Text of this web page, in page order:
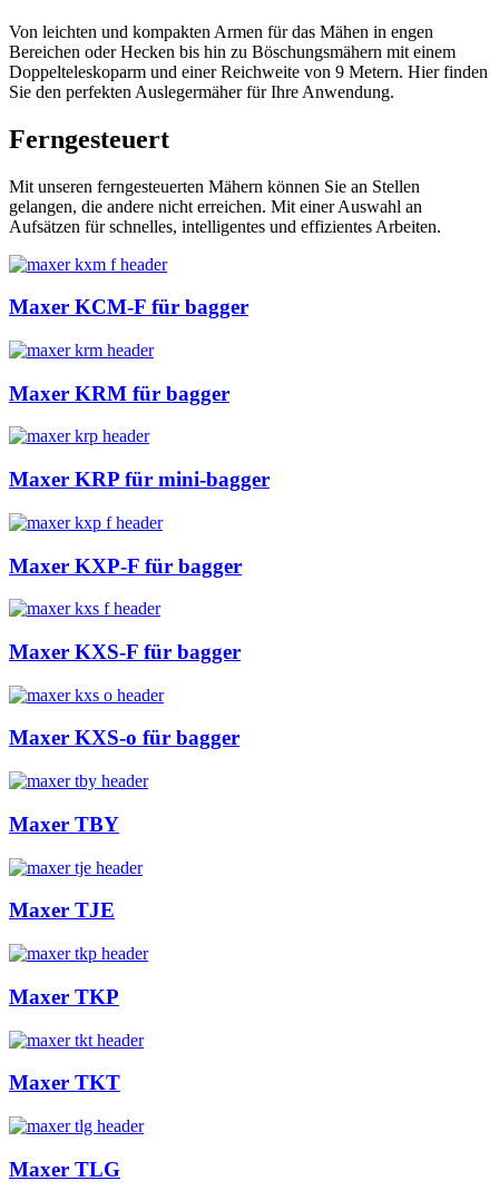
Von leichten und kompakten Armen für das Mähen in engen
Bereichen oder Hecken bis hin zu Böschungsmähern mit einem
Doppelteleskoparm und einer Reichweite von 9 Metern. Hier finden
Sie den perfekten Auslegermäher für Ihre Anwendung.
Ferngesteuert
Mit unseren ferngesteuerten Mähern können Sie an Stellen
gelangen, die andere nicht erreichen. Mit einer Auswahl an
Aufsätzen für schnelles, intelligentes und effizientes Arbeiten.
Maxer KCM-F für bagger
Maxer KRM für bagger
Maxer KRP für mini-bagger
Maxer KXP-F für bagger
Maxer KXS-F für bagger
Maxer KXS-o für bagger
Maxer TBY
Maxer TJE
Maxer TKP
Maxer TKT
Maxer TLG